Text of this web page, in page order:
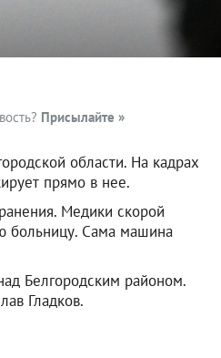
Присылайте »
области. На кадрах
прямо в нее.
Медики скорой
больницу. Сама машина
Белгородским районом.
Гладков.